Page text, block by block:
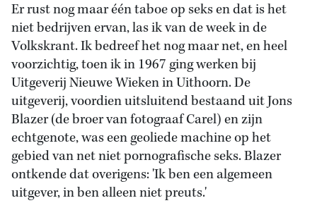
Zoek
Er rust nog maar één taboe op seks en dat is het
niet bedrijven ervan, las ik van de week in de
Volkskrant. Ik bedreef het nog maar net, en heel
voorzichtig, toen ik in 1967 ging werken bij
Uitgeverij Nieuwe Wieken in Uithoorn. De
uitgeverij, voordien uitsluitend bestaand uit Jons
Blazer (de broer van fotograaf Carel) en zijn
echtgenote, was een geoliede machine op het
gebied van net niet pornografische seks. Blazer
ontkende dat overigens: 'Ik ben een algemeen
uitgever, in ben alleen niet preuts.'